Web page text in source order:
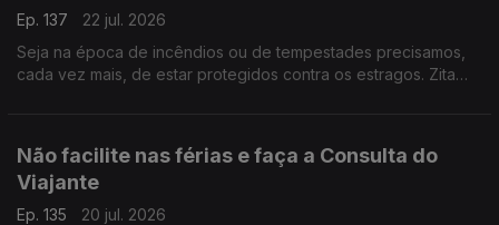
Ep. 137
22 jul. 2026
Seja na época de incêndios ou de tempestades precisamos,
cada vez mais, de estar protegidos contra os estragos. Zita
Não facilite nas férias e faça a Consulta do
Viajante
Ep. 135
20 jul. 2026